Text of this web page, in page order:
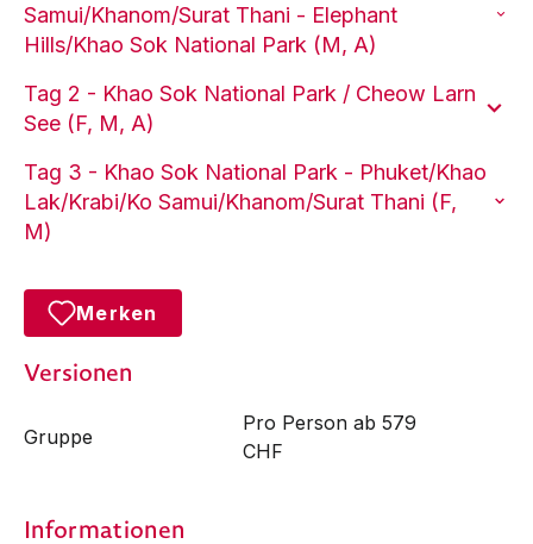
Samui/Khanom/Surat Thani - Elephant
Hills/Khao Sok National Park (M, A)
Tag 2 - Khao Sok National Park / Cheow Larn
See (F, M, A)
Tag 3 - Khao Sok National Park - Phuket/Khao
Lak/Krabi/Ko Samui/Khanom/Surat Thani (F,
M)
Merken
Versionen
Gruppe
Pro Person ab 579
CHF
Informationen